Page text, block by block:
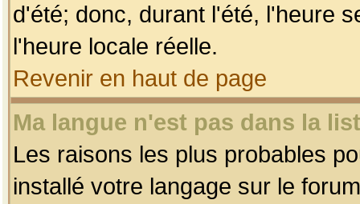
d'été; donc, durant l'été, l'heure
l'heure locale réelle.
Revenir en haut de page
Ma langue n'est pas dans la
Les raisons les plus probables
installé votre langage sur le